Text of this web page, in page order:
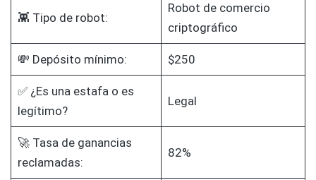
👾 Tipo de robot:
Robot de comercio
criptográfico
💸 Depósito mínimo: $250
✅ ¿Es una estafa o es
legítimo?
Legal
🚀 Tasa de ganancias
reclamadas:
82%